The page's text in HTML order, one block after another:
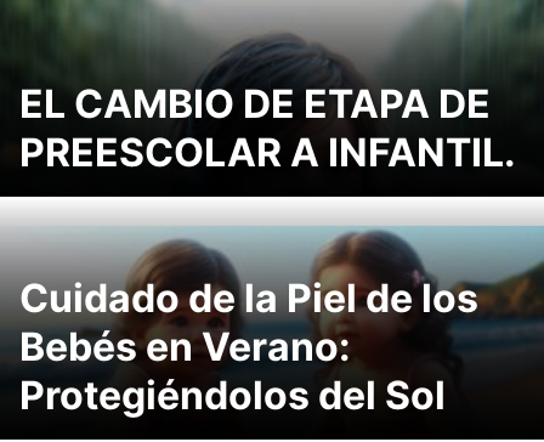
EL CAMBIO DE ETAPA DE
PREESCOLAR A INFANTIL.
Cuidado de la Piel de los
Bebés en Verano:
Protegiéndolos del Sol